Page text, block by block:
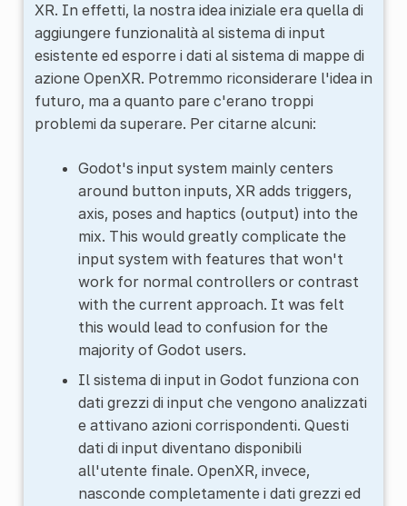
XR. In effetti, la nostra idea iniziale era quella di
aggiungere funzionalità al sistema di input
esistente ed esporre i dati al sistema di mappe di
azione OpenXR. Potremmo riconsiderare l'idea in
futuro, ma a quanto pare c'erano troppi
problemi da superare. Per citarne alcuni:
Godot's input system mainly centers
around button inputs, XR adds triggers,
axis, poses and haptics (output) into the
mix. This would greatly complicate the
input system with features that won't
work for normal controllers or contrast
with the current approach. It was felt
this would lead to confusion for the
majority of Godot users.
Il sistema di input in Godot funziona con
dati grezzi di input che vengono analizzati
e attivano azioni corrispondenti. Questi
dati di input diventano disponibili
all'utente finale. OpenXR, invece,
nasconde completamente i dati grezzi ed